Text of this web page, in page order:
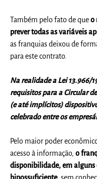
Também pelo fato de queo
prever todas as variáveis
as franquias deixou de
para este contrato.
Na realidade a Lei 13.966/
requisitos para a Circular
(e até implícitos)
celebrado entre os
Pelo maior poder
acesso à informação,o
disponibilidade, em alguns
hipossuficiente, sem